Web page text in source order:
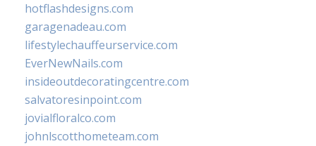
hotflashdesigns.com
garagenadeau.com
lifestylechauffeurservice.com
EverNewNails.com
insideoutdecoratingcentre.com
salvatoresinpoint.com
jovialfloralco.com
johnlscotthometeam.com